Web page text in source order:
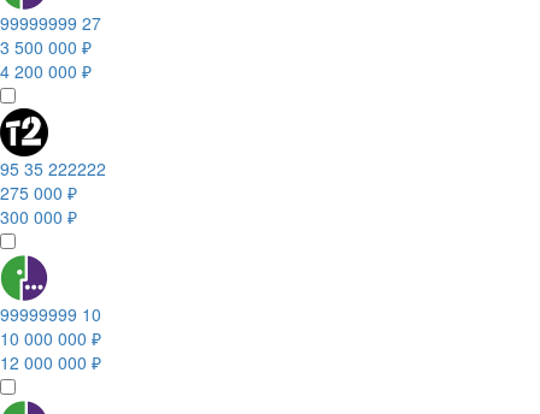
99999999 27
3 500 000 ₽
4 200 000 ₽
95 35 222222
275 000 ₽
300 000 ₽
99999999 10
10 000 000 ₽
12 000 000 ₽